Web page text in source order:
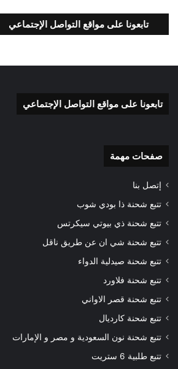
تابعونا على مواقع التواصل الإجتماعي
تابعونا على مواقع التواصل الإجتماعي
صفحات مهمة
إتصل بنا
تتبع شحنة ذا بودي شوب
تتبع شحنة ذي بيوتي سيكرتس
تتبع شحنة شي ان عن طريق ناقل
تتبع شحنة صيدلية الدواء
تتبع شحنة فلاورد
تتبع شحنة قصر الاواني
تتبع شحنة كارديال
تتبع شحنة نون السعودية و مصر و الإمارات
تتبع طلبية 6 ستريت